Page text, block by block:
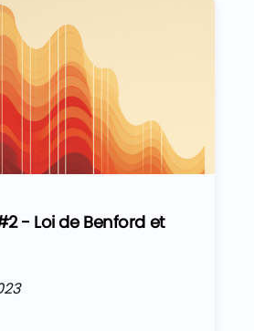
- Loi de Benford et